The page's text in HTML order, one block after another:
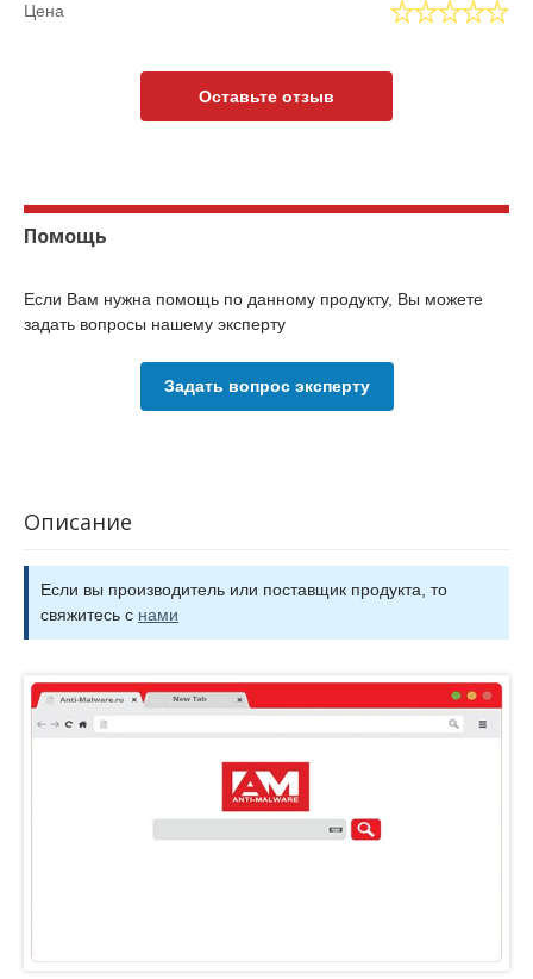
Цена
Оставьте отзыв
Помощь
Если Вам нужна помощь по данному продукту, Вы можете
задать вопросы нашему эксперту
Задать вопрос эксперту
Описание
Если вы производитель или поставщик продукта, то
свяжитесь с нами